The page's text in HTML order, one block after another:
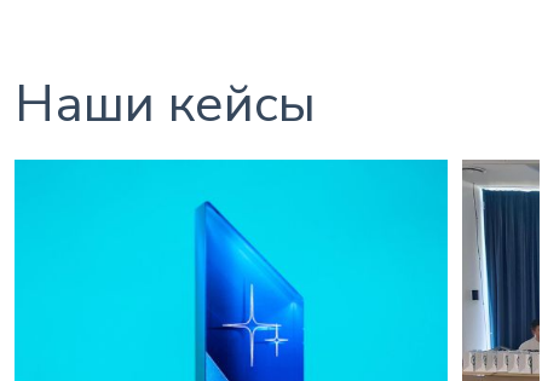
Наши кейсы